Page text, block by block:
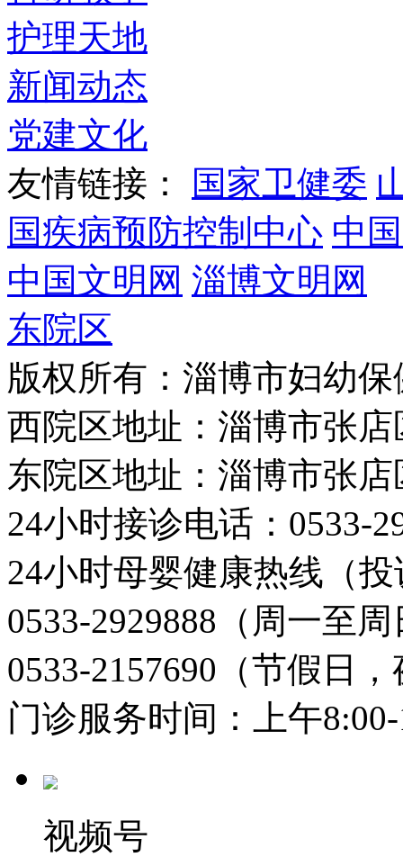
护理天地
新闻动态
党建文化
友情链接：
国家卫健委
国疾病预防控制中心 中
中国文明网 淄博文明网
东院区
版权所有：淄博市妇幼
西院区地址：淄博市张
东院区地址：淄博市张
24小时接诊电话：0533-
24小时母婴健康热线（
0533-2929888（周一至
0533-2157690（节假日
门诊服务时间：上午
视频号